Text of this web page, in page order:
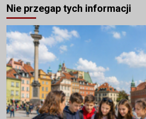
Nie przegap tych informacji